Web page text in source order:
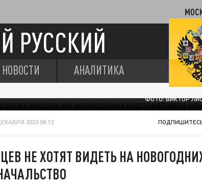
РУССКИЙ
НОВОСТИ АНАЛИТИКА
ФОТО: ВИКТОР
2023 08:13
НЕ ХОТЯТ ВИДЕТЬ НА